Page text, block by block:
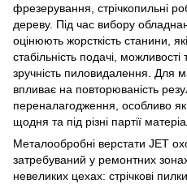
фрезерування, стрічкопильні
дереву. Під час вибору
оцінюють жорсткість станини,
стабільність подачі,
зручність пиловидалення. Для
впливає на повторюваність
переналагодження, особливо
щодня та під різні партії
Металообробні верстати JET
затребуваний у ремонтних
невеликих цехах: стрічкові